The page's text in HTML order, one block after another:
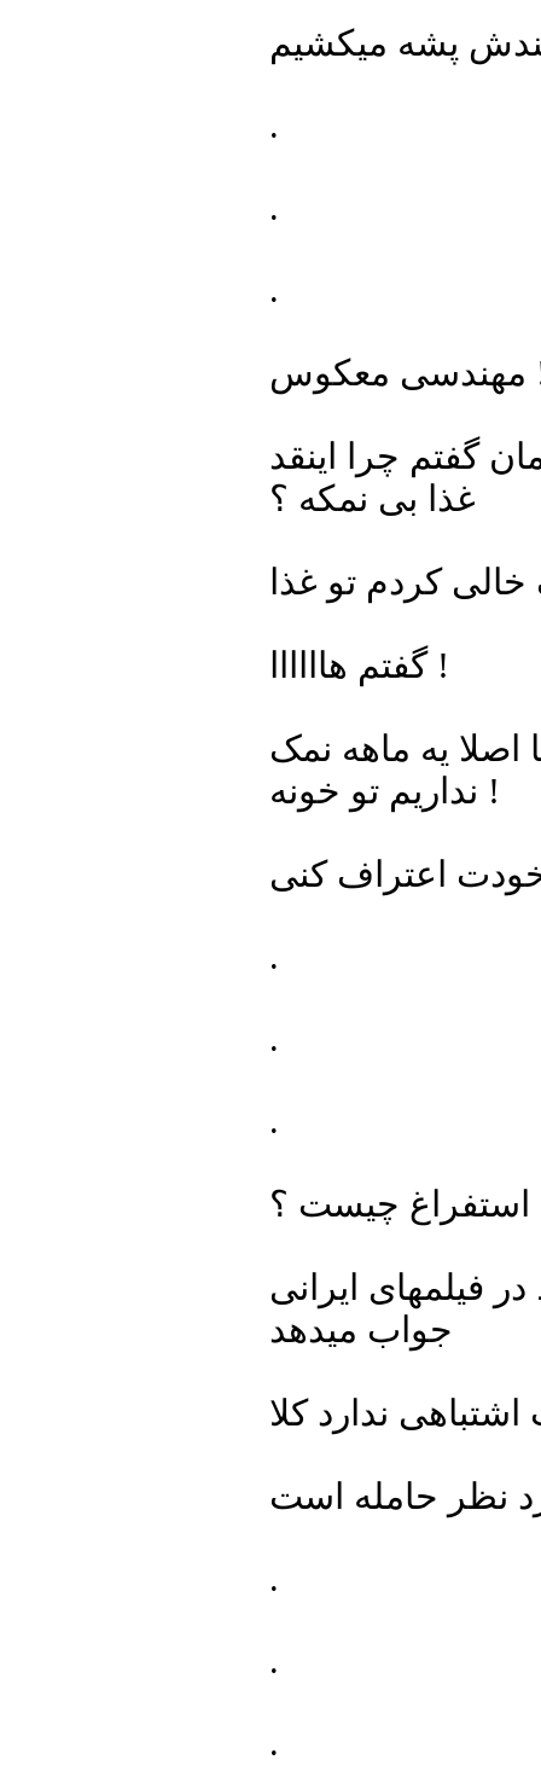
.
.
.
!
گفتم چرا اینقد
غذا بی نمکه ؟
کردم تو غذا
گفتم هاااااا !
یه ماهه نمک
نداریم تو خونه !
.
.
.
استفراغ چیست ؟
فیلمهای ایرانی
جواب میدهد
.
.
.